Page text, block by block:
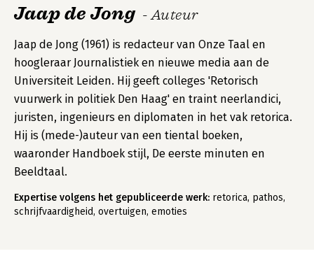
Jaap de Jong - Auteur
Jaap de Jong (1961) is redacteur van Onze Taal en
hoogleraar Journalistiek en nieuwe media aan de
Universiteit Leiden. Hij geeft colleges 'Retorisch
vuurwerk in politiek Den Haag' en traint neerlandici,
juristen, ingenieurs en diplomaten in het vak retorica.
Hij is (mede-)auteur van een tiental boeken,
waaronder Handboek stijl, De eerste minuten en
Beeldtaal.
Expertise volgens het gepubliceerde werk: retorica, pathos,
schrijfvaardigheid, overtuigen, emoties